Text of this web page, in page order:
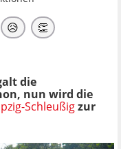
😥 👏
die
nun wird die
Schleußigzur